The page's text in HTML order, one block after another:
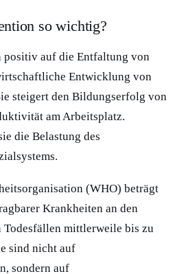
so wichtig?
positiv auf die Entfaltung von
Entwicklung von
steigert den Bildungserfolg von
am Arbeitsplatz.
die Belastung des
(WHO) beträgt
Krankheiten an den
mittlerweile bis zu
sind nicht auf
sondern auf